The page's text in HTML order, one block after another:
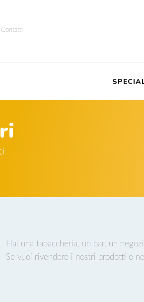
Contatti
Hai una tabaccheria, un bar, un
Se vuoi rivendere i nostri prodotti o